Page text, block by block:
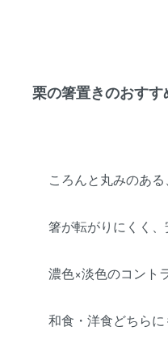
栗の箸置きのおすす
ころんと丸みのあ
箸が転がりにくく
濃色×淡色のコント
和食・洋食どちら